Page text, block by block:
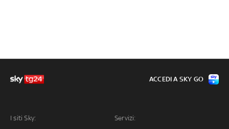
I siti Sky: Servizi:
ACCEDI A SKY GO